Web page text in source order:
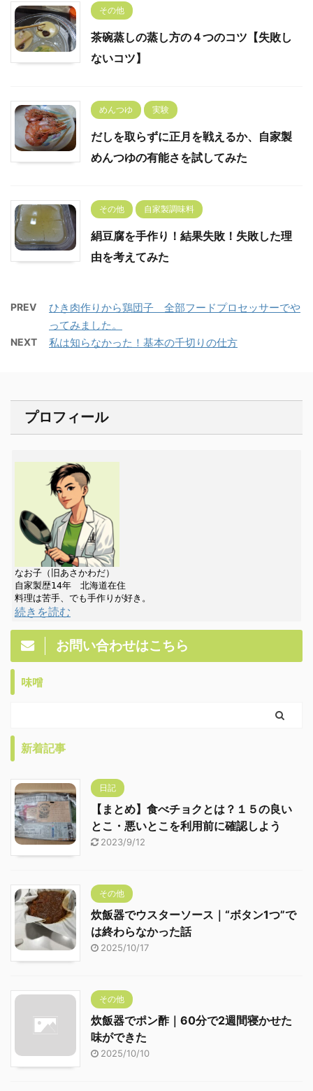
その他
茶碗蒸しの蒸し方の４つのコツ【失敗し
ないコツ】
めんつゆ 実験
だしを取らずに正月を戦えるか、自家製
めんつゆの有能さを試してみた
その他 自家製調味料
絹豆腐を手作り！結果失敗！失敗した理
由を考えてみた
PREV
ひき肉作りから鶏団子 全部フードプロセッサーでや
ってみました。
NEXT 私は知らなかった！基本の千切りの仕方
プロフィール
なお子（旧あさかわだ）
自家製歴14年　北海道在住
続きを読む
お問い合わせはこちら
味噌
新着記事
日記
【まとめ】食べチョクとは？１５の良い
とこ・悪いとこを利用前に確認しよう
2023/9/12
その他
炊飯器でウスターソース｜“ボタン1つ”で
は終わらなかった話
2025/10/17
その他
炊飯器でポン酢｜60分で2週間寝かせた
味ができた
2025/10/10